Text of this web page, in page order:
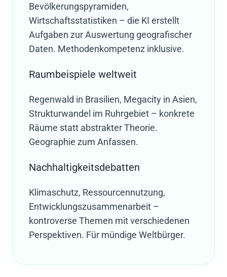
Bevölkerungspyramiden,
Wirtschaftsstatistiken – die KI erstellt
Aufgaben zur Auswertung geografischer
Daten. Methodenkompetenz inklusive.
Raumbeispiele weltweit
Regenwald in Brasilien, Megacity in Asien,
Strukturwandel im Ruhrgebiet – konkrete
Räume statt abstrakter Theorie.
Geographie zum Anfassen.
Nachhaltigkeitsdebatten
Klimaschutz, Ressourcennutzung,
Entwicklungszusammenarbeit –
kontroverse Themen mit verschiedenen
Perspektiven. Für mündige Weltbürger.